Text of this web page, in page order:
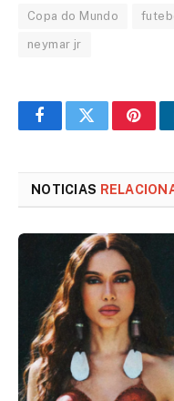
Copa do Mundo
neymar jr
FacebookTwitter
NOTICIAS